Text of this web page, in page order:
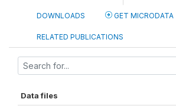
DOWNLOADS GET MICRODATA
RELATED PUBLICATIONS
Data files